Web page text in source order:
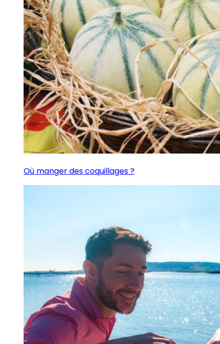
Où manger des coquillages ?